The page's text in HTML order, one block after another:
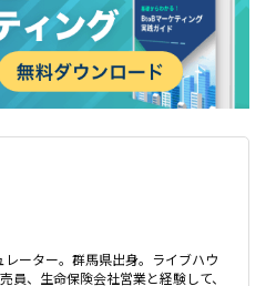
レーター。群馬県出身。ライブハウ
員、生命保険会社営業と経験して、